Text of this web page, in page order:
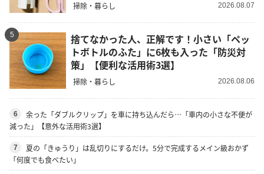
掃除・暮らし 2026.08.07
5
捨てなかった人、正解です！小さい「ペッ
トボトルのふた」に6枚も入った「防災対
策」【便利な活用術3選】
掃除・暮らし 2026.08.06
6
余った「ダブルクリップ」を車に持ち込んだら…「車内の小さな不便が
減った」【意外な活用術3選】
7
夏の「きゅうり」は乱切りにするだけ。5分で完成するメイン級おかず
「何度でも食べたい」